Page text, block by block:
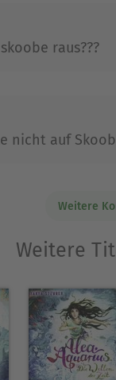
sind
raus???
nicht auf
Weitere
Weitere